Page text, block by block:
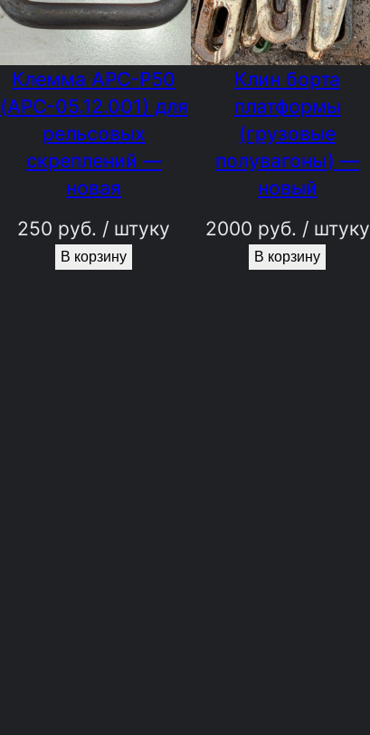
Клемма АРС-Р50
(АРС-05.12.001) для
рельсовых
скреплений —
новая
250 руб. / штуку
В корзину
Клин борта
платформы
(грузовые
полувагоны) —
новый
2000 руб. / штуку
В корзину